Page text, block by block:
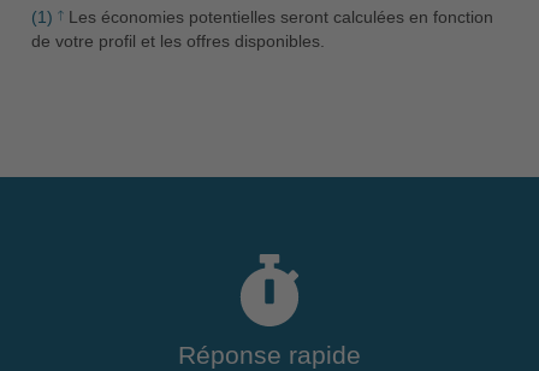
(1) Les économies potentielles seront calculées en fonction
de votre profil et les offres disponibles.
Réponse rapide